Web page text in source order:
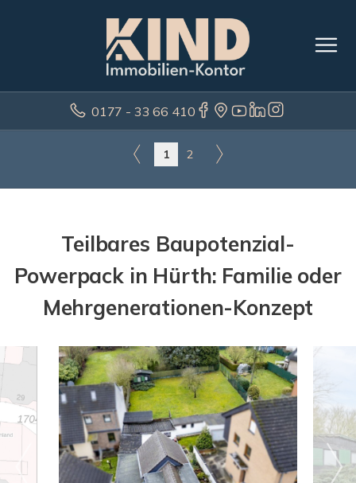
0177 - 33 66 410
1 2
Teilbares Baupotenzial-
Powerpack in Hürth: Familie oder
Mehrgenerationen-Konzept